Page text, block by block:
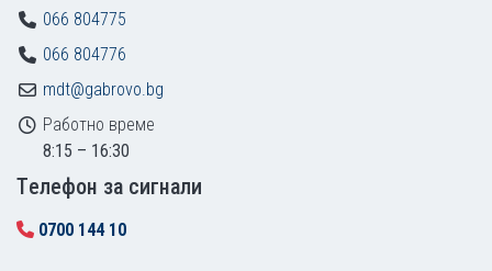
066 804775
066 804776
mdt@gabrovo.bg
Работно време
8:15 – 16:30
Tелефон за сигнали
0700 144 10